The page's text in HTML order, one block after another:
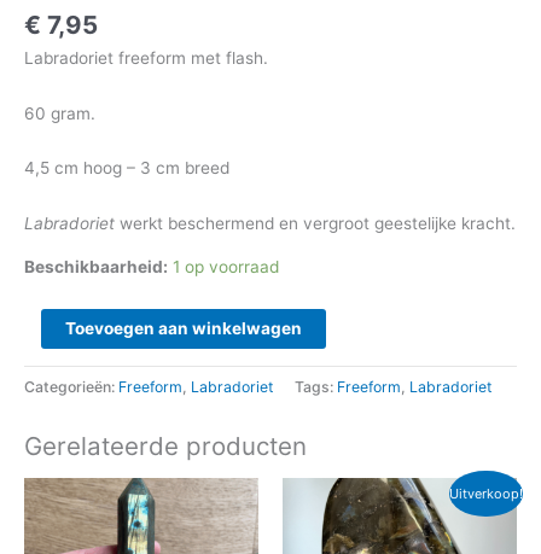
€ 7,95
Labradoriet freeform met flash.
60 gram.
4,5 cm hoog – 3 cm breed
Labradoriet werkt beschermend en vergroot geestelijke kracht.
Beschikbaarheid: 1 op voorraad
Toevoegen aan winkelwagen
Categorieën: Freeform Labradoriet Tags: Freeform Labradoriet
Gerelateerde producten
Uitverkoop!
Oorspronkelijke
prijs
was:
€ 40,95.
Huidige
prijs
is:
€ 25,00.